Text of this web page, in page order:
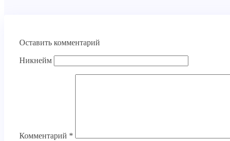
Оставить комментарий
Никнейм
Комментарий *